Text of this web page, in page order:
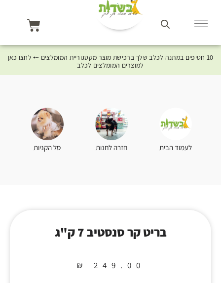
10 חטיפים במתנה לכלב שלך ברכישת מוצר מקטגוריית המומלצים ⤎ לחצו כאן
למוצרים המומלצים לכלב
לעמוד הבית חזרה לחנות סל הקניות
בריט קר סנסטיב 7 ק"ג
₪ 249.00